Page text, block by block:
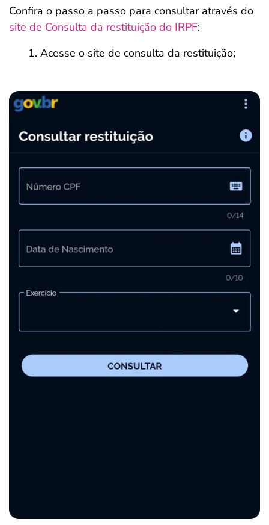
Confira o passo a passo para consultar através do
site de Consulta da restituição do IRPF:
Acesse o site de consulta da restituição;